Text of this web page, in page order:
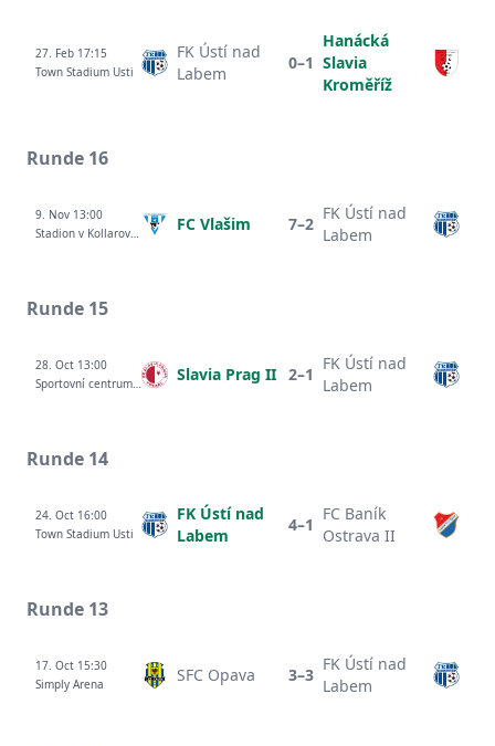
27. Feb 17:15
Town Stadium Usti
FK Ústí nad
Labem
0–1
Hanácká
Slavia
Kroměříž
Runde 16
9. Nov 13:00
Stadion v Kollarove ulici
FC Vlašim 7–2
FK Ústí nad
Labem
Runde 15
28. Oct 13:00
Sportovní centrum Radotín
Slavia Prag II 2–1
FK Ústí nad
Labem
Runde 14
24. Oct 16:00
Town Stadium Usti
FK Ústí nad
Labem
4–1
FC Baník
Ostrava II
Runde 13
17. Oct 15:30
Simply Arena
SFC Opava 3–3
FK Ústí nad
Labem